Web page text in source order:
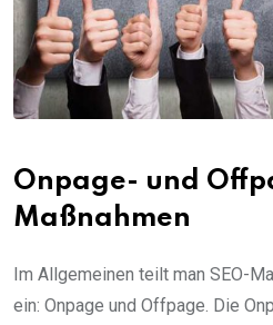
Onpage- und
Maßnahmen
Im Allgemeinen teilt man SEO-
ein: Onpage und Offpage. Die